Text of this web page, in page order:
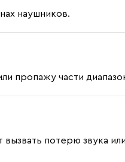
наушников.
пропажу части
потерю звука